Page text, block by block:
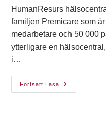
HumanResurs
familjen ​Premicare som
medarbetare och 50 000
ytterligare en
i…
Fortsätt Läsa